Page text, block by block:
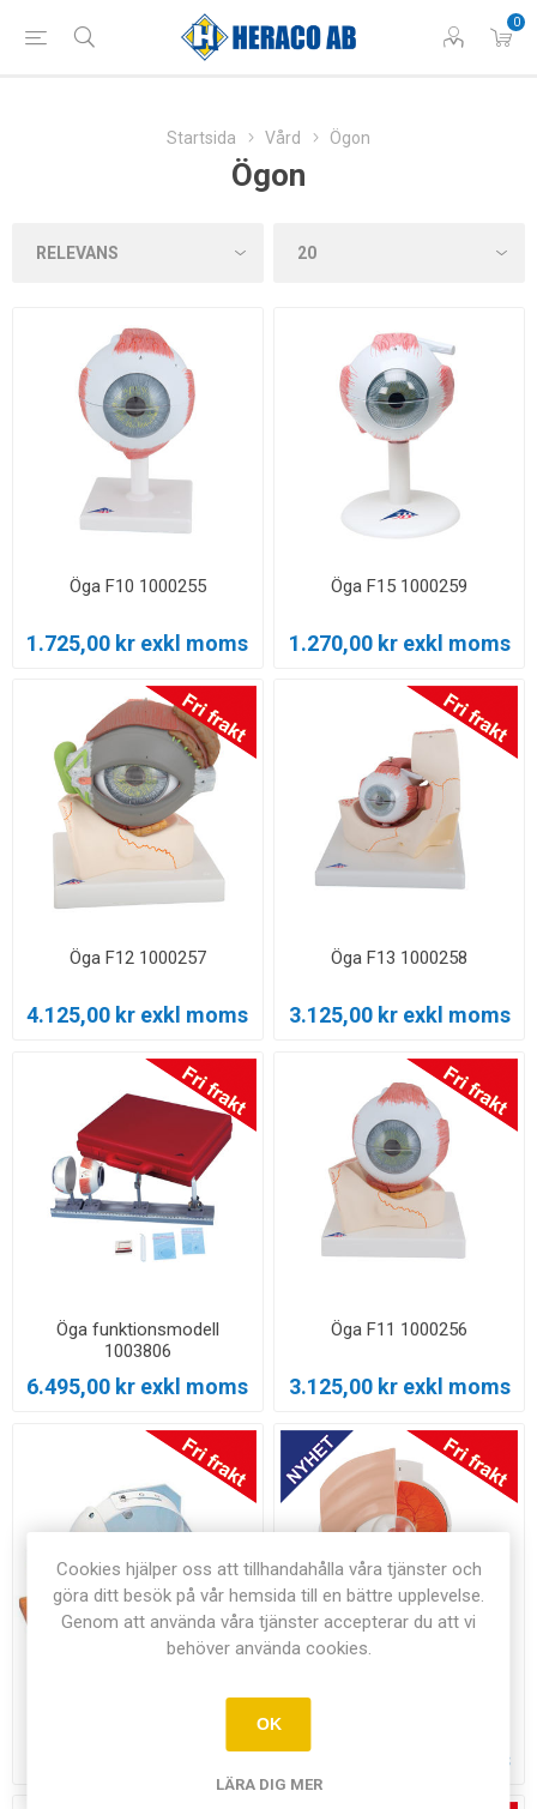
0
Startsida Vård Ögon
Ögon
Öga F10 1000255
1.725,00 kr exkl moms
Öga F15 1000259
1.270,00 kr exkl moms
Öga F12 1000257
4.125,00 kr exkl moms
Öga F13 1000258
3.125,00 kr exkl moms
Öga funktionsmodell
1003806
6.495,00 kr exkl moms
Öga F11 1000256
3.125,00 kr exkl moms
3.695,00 kr exkl moms 3.695,00 kr exkl moms
Cookies hjälper oss att tillhandahålla våra tjänster och
göra ditt besök på vår hemsida till en bättre upplevelse.
Genom att använda våra tjänster accepterar du att vi
behöver använda cookies.
OK
LÄRA DIG MER